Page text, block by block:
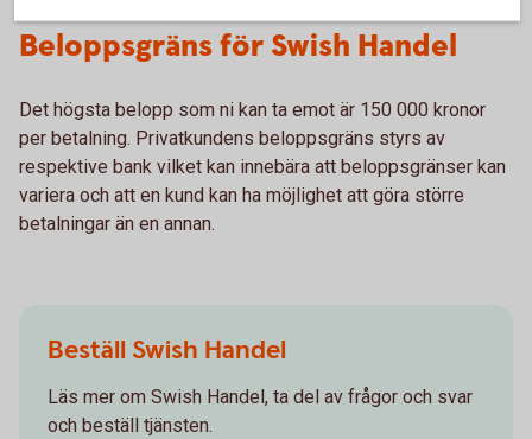
Beloppsgräns för Swish Handel
Det högsta belopp som ni kan ta emot är 150 000 kronor
per betalning. Privatkundens beloppsgräns styrs av
respektive bank vilket kan innebära att beloppsgränser kan
variera och att en kund kan ha möjlighet att göra större
betalningar än en annan.
Beställ Swish Handel
Läs mer om Swish Handel, ta del av frågor och svar
och beställ tjänsten.